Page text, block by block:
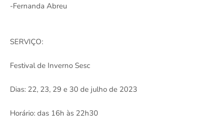
-Fernanda Abreu
SERVIÇO:
Festival de Inverno Sesc
Dias: 22, 23, 29 e 30 de julho de 2023
Horário: das 16h às 22h30